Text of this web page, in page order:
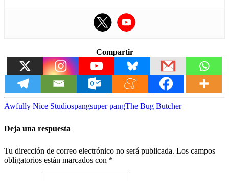
Compartir
Awfully Nice Studiospangsuper pangThe Bug Butcher
Deja una respuesta
Tu dirección de correo electrónico no será publicada. Los campos
obligatorios están marcados con *